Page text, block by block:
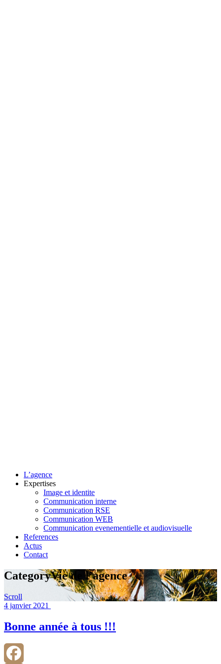
L’agence
Expertises
Image et identite
Communication interne
Communication RSE
Communication WEB
Communication evenementielle et audiovisuelle
References
Actus
Contact
CategoryVie de l’agence
Scroll
4 janvier 2021
Bonne année à tous !!!